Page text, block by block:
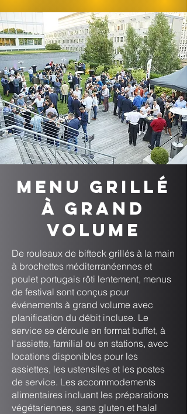
Menu grillé
à grand
volume
De rouleaux de bifteck grillés à la main
à brochettes méditerranéennes et
poulet portugais rôti lentement, menus
de festival sont conçus pour
événements à grand volume avec
planification du débit incluse. Le
service se déroule en format buffet, à
l'assiette, familial ou en stations, avec
locations disponibles pour les
assiettes, les ustensiles et les postes
de service. Les accommodements
alimentaires incluant les préparations
végétariennes, sans gluten et halal